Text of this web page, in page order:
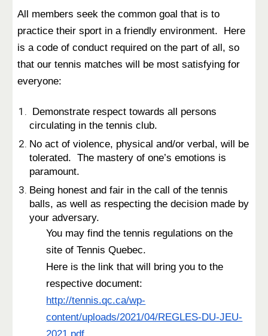
All members seek the common goal that is to
practice their sport in a friendly environment. Here
is a code of conduct required on the part of all, so
that our tennis matches will be most satisfying for
everyone:
Demonstrate respect towards all persons
circulating in the tennis club.
No act of violence, physical and/or verbal, will be
tolerated. The mastery of one’s emotions is
paramount.
Being honest and fair in the call of the tennis
balls, as well as respecting the decision made by
your adversary.
You may find the tennis regulations on the
site of Tennis Quebec.
Here is the link that will bring you to the
respective document:
http://tennis.qc.ca/wp-
content/uploads/2021/04/REGLES-DU-JEU-
2021.pdf